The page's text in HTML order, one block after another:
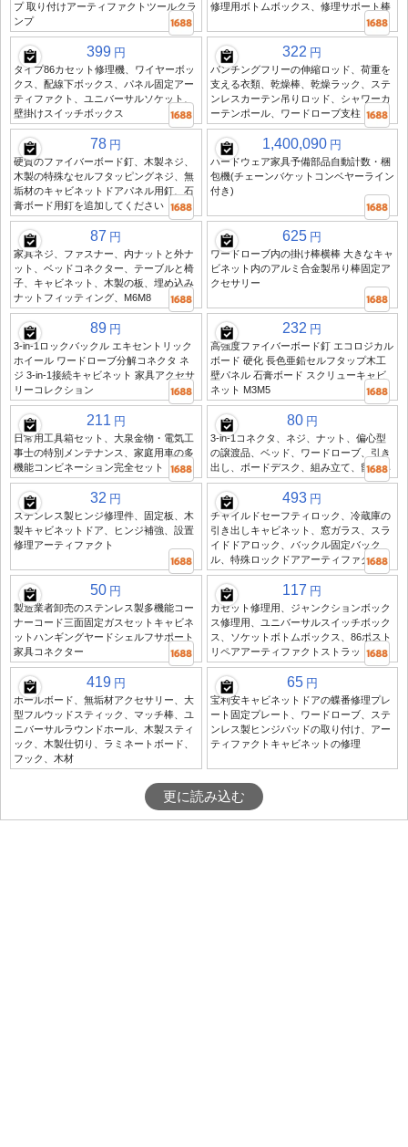
プ 取り付けアーティファクトツールクラ
ンプ
修理用ボトムボックス、修理サポート棒
399 円
タイプ86カセット修理機、ワイヤーボッ
クス、配線下ボックス、パネル固定アー
ティファクト、ユニバーサルソケット、
壁掛けスイッチボックス
322 円
パンチングフリーの伸縮ロッド、荷重を
支える衣類、乾燥棒、乾燥ラック、ステ
ンレスカーテン吊りロッド、シャワーカ
ーテンポール、ワードローブ支柱
78 円
硬質のファイバーボード釘、木製ネジ、
木製の特殊なセルフタッピングネジ、無
垢材のキャビネットドアパネル用釘、石
膏ボード用釘を追加してください
1,400,090 円
ハードウェア家具予備部品自動計数・梱
包機(チェーンバケットコンベヤーライン
付き)
87 円
家具ネジ、ファスナー、内ナットと外ナ
ット、ベッドコネクター、テーブルと椅
子、キャビネット、木製の板、埋め込み
ナットフィッティング、M6M8
625 円
ワードローブ内の掛け棒横棒 大きなキャ
ビネット内のアルミ合金製吊り棒固定ア
クセサリー
89 円
3-in-1ロックバックル エキセントリック
ホイール ワードローブ分解コネクタ ネ
ジ 3-in-1接続キャビネット 家具アクセサ
リーコレクション
232 円
高強度ファイバーボード釘 エコロジカル
ボード 硬化 長色亜鉛セルフタップ木工
壁パネル 石膏ボード スクリューキャビ
ネット M3M5
211 円
日常用工具箱セット、大泉金物・電気工
事士の特別メンテナンス、家庭用車の多
機能コンビネーション完全セット
80 円
3-in-1コネクタ、ネジ、ナット、偏心型
の譲渡品、ベッド、ワードローブ、引き
出し、ボードデスク、組み立て、留め具
32 円
ステンレス製ヒンジ修理件、固定板、木
製キャビネットドア、ヒンジ補強、設置
修理アーティファクト
493 円
チャイルドセーフティロック、冷蔵庫の
引き出しキャビネット、窓ガラス、スラ
イドドアロック、バックル固定バック
ル、特殊ロックドアアーティファクト
50 円
製造業者卸売のステンレス製多機能コー
ナーコード三面固定ガスセットキャビネ
ットハンギングヤードシェルフサポート
家具コネクター
117 円
カセット修理用、ジャンクションボック
ス修理用、ユニバーサルスイッチボック
ス、ソケットボトムボックス、86ポスト
リペアアーティファクトストラット
419 円
ホールボード、無垢材アクセサリー、大
型フルウッドスティック、マッチ棒、ユ
ニバーサルラウンドホール、木製スティ
ック、木製仕切り、ラミネートボード、
フック、木材
65 円
宝利安キャビネットドアの蝶番修理プレ
ート固定プレート、ワードローブ、ステ
ンレス製ヒンジパッドの取り付け、アー
ティファクトキャビネットの修理
更に読み込む